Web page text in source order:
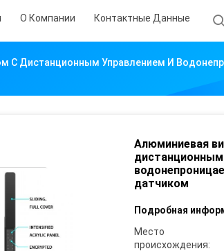
О Компании Контактные Данные
С Дистанционным Управлением И
Алюминиевая
дистанционным
датчиком
Подробная
Место
происхождения: